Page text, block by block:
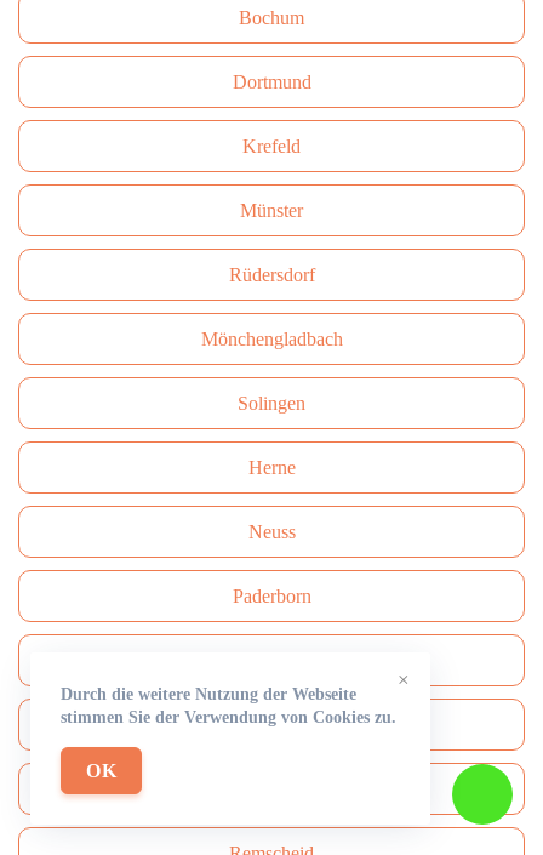
Bochum
Dortmund
Krefeld
Münster
Rüdersdorf
Mönchengladbach
Solingen
Herne
Neuss
Paderborn
Bergisch Gladbach
×
Durch die weitere Nutzung der Webseite
stimmen Sie der Verwendung von Cookies zu.
OK